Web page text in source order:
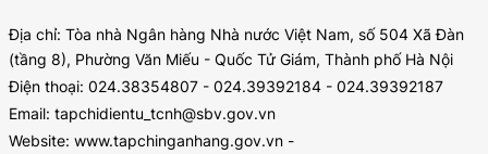
Địa chỉ: Tòa nhà Ngân hàng Nhà nước Việt Nam, số 504 Xã Đàn
(tầng 8), Phường Văn Miếu - Quốc Tử Giám, Thành phố Hà Nội
Điện thoại: 024.38354807 - 024.39392184 - 024.39392187
Email: tapchidientu_tcnh@sbv.gov.vn
Website: www.tapchinganhang.gov.vn -